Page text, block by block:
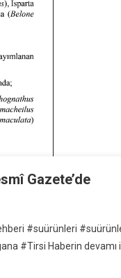
Gazete’de
#suürünleri
#Tirsi Haberin devamı